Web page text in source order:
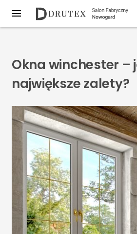
Okna winchester –
największe zalety?